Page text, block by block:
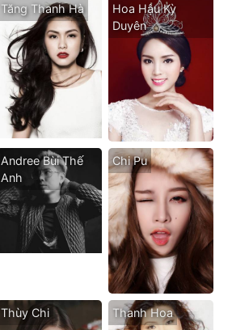
Tăng Thanh Hà
Hoa Hậu Kỳ
Duyên
Andree Bùi Thế
Anh
Chi Pu
Thùy Chi Thanh Hoa